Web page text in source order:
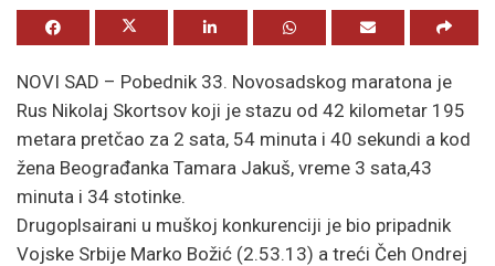
NOVI SAD – Pobednik 33. Novosadskog maratona je
Rus Nikolaj Skortsov koji je stazu od 42 kilometar 195
metara pretčao za 2 sata, 54 minuta i 40 sekundi a kod
žena Beograđanka Tamara Jakuš, vreme 3 sata,43
minuta i 34 stotinke.
Drugoplsairani u muškoj konkurenciji je bio pripadnik
Vojske Srbije Marko Božić (2.53.13) a treći Čeh Ondrej